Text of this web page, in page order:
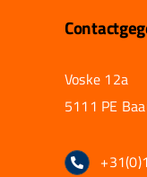
Voske 12a
5111 PE